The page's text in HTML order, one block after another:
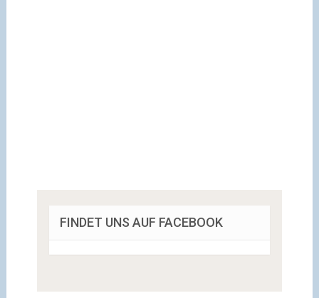
FINDET UNS AUF FACEBOOK